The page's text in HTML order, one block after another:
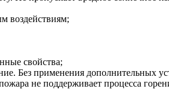
воздействиям;
свойства;
Без применения дополнительных
не поддерживает процесса